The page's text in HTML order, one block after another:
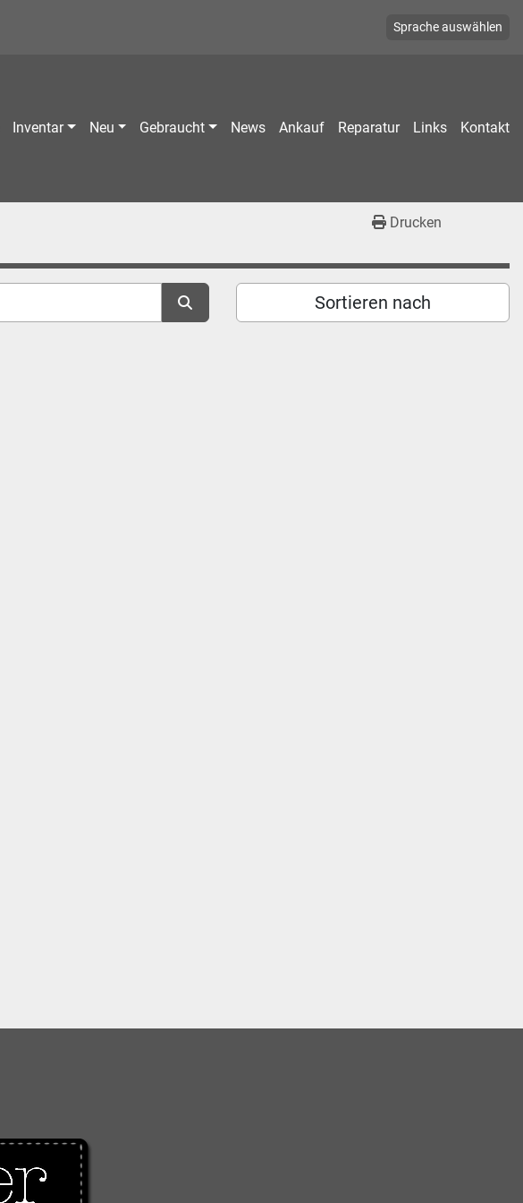
Sprache auswählen
Inventar Neu Gebraucht News Ankauf Reparatur Links Kontakt
Drucken
Sortieren nach